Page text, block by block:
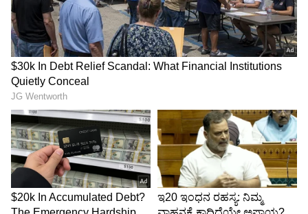
Image Credit :
ಅದೃಷ್ಟವಶಾತ್ ಪ್ರಾಣಾಪಾಯ ಇಲ್ಲ
ಗಂಟೆಗಳ ಕಾಲ ಹೈಟೆನ್ಷನ್ ತಂತಿಯ ಮೇಲೆ ಇದ್ದರೂ ವ್ಯಕ್ತಿಗೆ
ಯಾವುದೇ ಗಾಯವಾಗಿಲ್ಲ. ಈ ಘಟನೆಯ ವಿಡಿಯೋ
ಸಾಮಾಜಿಕ ಜಾಲತಾಣಗಳಲ್ಲಿ ವೈರಲ್ ಆಗಿದ್ದು, ಅನೇಕರು
ಆಶ್ಚರ್ಯ ವ್ಯಕ್ತಪಡಿಸಿದ್ದಾರೆ. ಕೆಲವರು ಇದನ್ನು ಅಪಾಯಕಾರಿ